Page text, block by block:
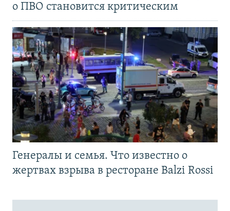
о ПВО становится критическим
Генералы и семья. Что известно о
жертвах взрыва в ресторане Balzi Rossi